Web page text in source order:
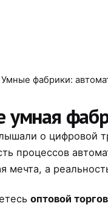
Умные фабрики:
умная
о цифровой
процессов
мечта, а
оптовой